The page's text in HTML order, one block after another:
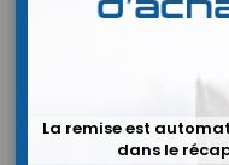
La remise est
dans le